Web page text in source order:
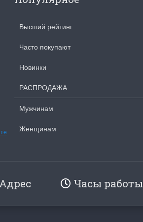
Высший рейтинг
Часто покупают
Новинки
РАСПРОДАЖА
Мужчинам
Женщинам
Адрес Часы работы